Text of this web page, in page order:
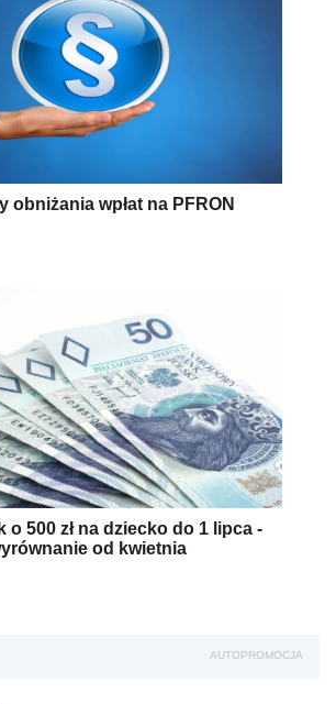
obniżania wpłat na PFRON
o 500 zł na dziecko do 1 lipca -
od kwietnia
AUTOPROMOCJA